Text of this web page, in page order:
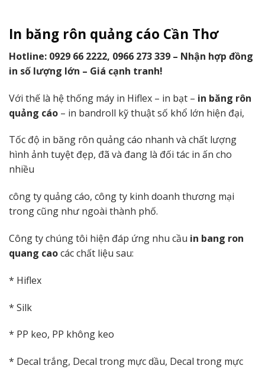
In băng rôn quảng cáo Cần Thơ
Hotline: 0929 66 2222, 0966 273 339 – Nhận hợp đồng
in số lượng lớn – Giá cạnh tranh!
Với thế là hệ thống máy in Hiflex – in bạt – in băng rôn
quảng cáo – in bandroll kỹ thuật số khổ lớn hiện đại,
Tốc độ in băng rôn quảng cáo nhanh và chất lượng
hình ảnh tuyệt đẹp, đã và đang là đối tác in ấn cho
nhiều
công ty quảng cáo, công ty kinh doanh thương mại
trong cũng như ngoài thành phố.
Công ty chúng tôi hiện đáp ứng nhu cầu in bang ron
quang caocác chất liệu sau:
* Hiflex
* Silk
* PP keo, PP không keo
* Decal trắng, Decal trong mực dầu, Decal trong mực